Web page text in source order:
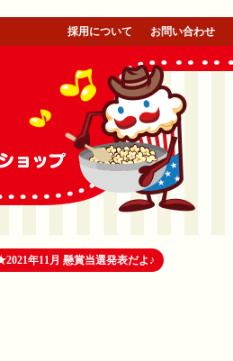
採用について お問い合わせ
年11月 懸賞当選発表だよ♪